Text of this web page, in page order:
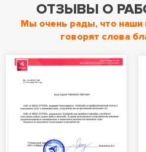
ОТЗЫВЫ О
Мы очень рады, что наши
говорят слова